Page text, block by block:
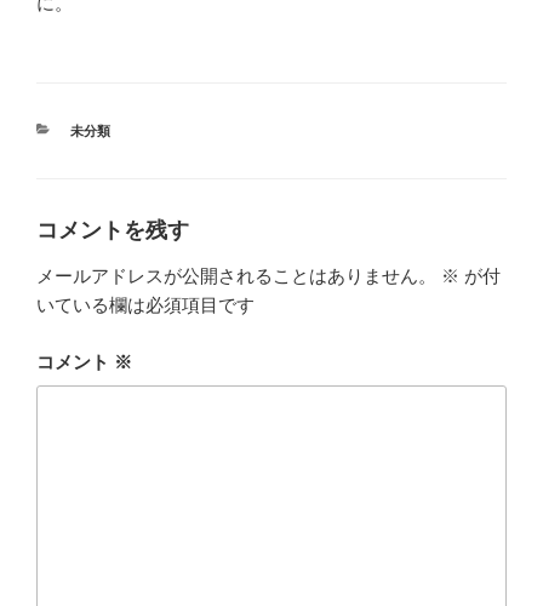
カ
未分類
コメントを残す
メールアドレスが公開されることはありません。 ※ が付
いている欄は必須項目です
コメント ※